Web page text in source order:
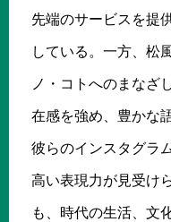
先端のサービスを提
している。一方、松
ノ・コトへのまなざ
在感を強め、豊かな
彼らのインスタグラ
高い表現力が見受け
も、時代の生活、文